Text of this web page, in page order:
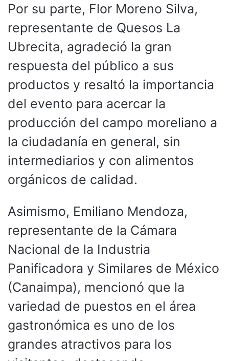
Por su parte, Flor Moreno Silva,
representante de Quesos La
Ubrecita, agradeció la gran
respuesta del público a sus
productos y resaltó la importancia
del evento para acercar la
producción del campo moreliano a
la ciudadanía en general, sin
intermediarios y con alimentos
orgánicos de calidad.
Asimismo, Emiliano Mendoza,
representante de la Cámara
Nacional de la Industria
Panificadora y Similares de México
(Canaimpa), mencionó que la
variedad de puestos en el área
gastronómica es uno de los
grandes atractivos para los